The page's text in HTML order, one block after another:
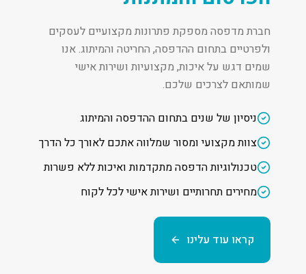
חברת מדפסה מספקת פתרונות מקצועיים לעסקים
ולפרטיים בתחום ההדפסה, החריטה והמיתוג. אנו
שמים דגש על איכות, מקצועיות ושירות אישי
שמותאם לצרכים שלכם.
ניסיון של שנים בתחום ההדפסה והמיתוג
צוות מקצועי ומסור שמלווה אתכם לאורך כל הדרך
טכנולוגיות הדפסה מתקדמות ואיכות ללא פשרות
מחירים תחרותיים ושירות אישי לכל לקוח
קראו עוד עלינו